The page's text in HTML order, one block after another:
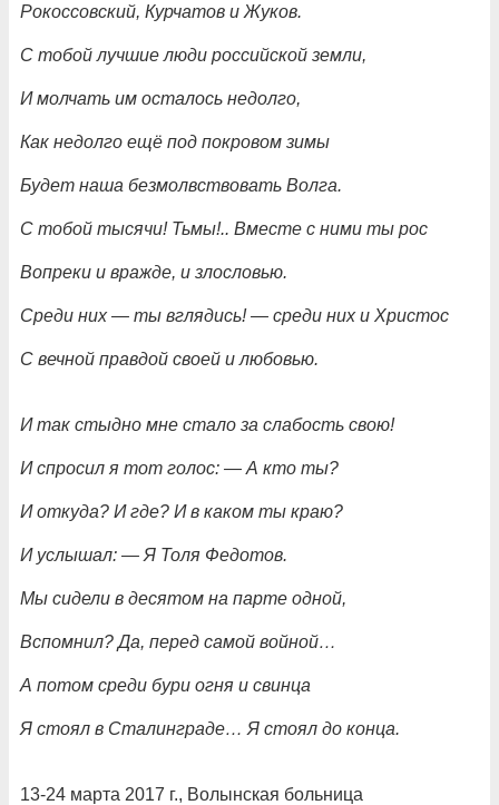
Рокоссовский, Курчатов и Жуков.
С тобой лучшие люди российской земли,
И молчать им осталось недолго,
Как недолго ещё под покровом зимы
Будет наша безмолвствовать Волга.
С тобой тысячи! Тьмы!.. Вместе с ними ты рос
Вопреки и вражде, и злословью.
Среди них — ты вглядись! — среди них и Христос
С вечной правдой своей и любовью.
И так стыдно мне стало за слабость свою!
И спросил я тот голос: — А кто ты?
И откуда? И где? И в каком ты краю?
И услышал: — Я Толя Федотов.
Мы сидели в десятом на парте одной,
Вспомнил? Да, перед самой войной…
А потом среди бури огня и свинца
Я стоял в Сталинграде… Я стоял до конца.
13-24 марта 2017 г., Волынская больница